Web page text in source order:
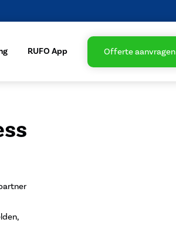
RUFO App Offerte aanvragen